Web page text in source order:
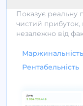
Показує реальну
чистий прибуток,
незалежно від
Маржинальність
Рентабельність